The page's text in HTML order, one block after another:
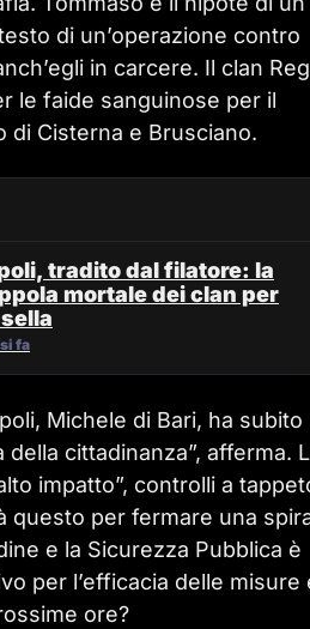
di un’operazione contro
in carcere. Il clan
le faide sanguinose per il
di Cisterna e Brusciano.
tradito dal filatore: la
mortale dei clan per
fa
Michele di Bari, ha subito
cittadinanza”, afferma.
impatto”, controlli a
questo per fermare una
e la Sicurezza Pubblica è
per l’efficacia delle misure
ore?